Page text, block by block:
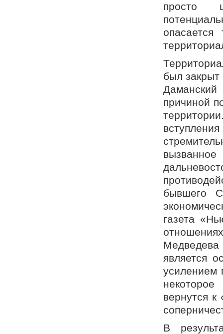
просто
был закрыт
причиной
бывшего
газета
является
усилением
вернутся к
В